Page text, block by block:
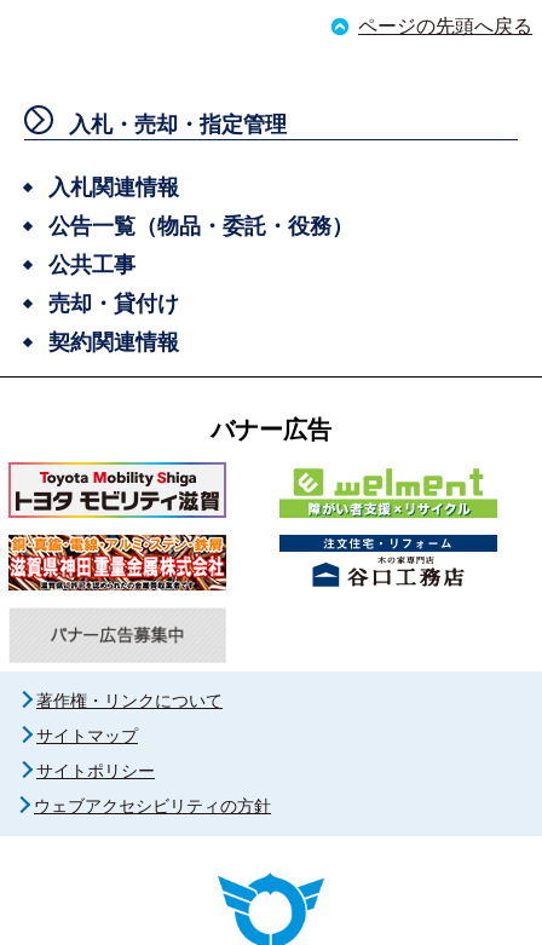
ページの先頭へ戻る
入札・売却・指定管理
入札関連情報
公告一覧（物品・委託・役務）
公共工事
売却・貸付け
契約関連情報
バナー広告
著作権・リンクについて
サイトマップ
サイトポリシー
ウェブアクセシビリティの方針